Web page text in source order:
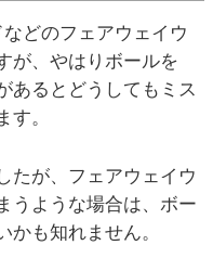
どのフェアウェイウ
が、やはりボールを
あるとどうしてもミス
す。
たが、フェアウェイウ
うような場合は、ボー
かも知れません。